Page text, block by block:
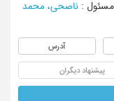
مسئول : ناصحی، محمد
آدرس
پیشنهاد دیگران